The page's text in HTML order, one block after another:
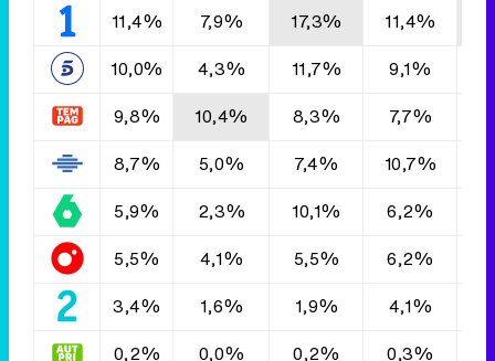
11,4%
7,9% 17,3% 11,4%
10,0%
4,3% 11,7% 9,1%
9,8%
10,4% 8,3% 7,7%
8,7%
5,0% 7,4% 10,7%
5,9%
2,3% 10,1% 6,2%
5,5%
4,1% 5,5% 6,2%
3,4%
1,6% 1,9% 4,1%
0,2%
0,0% 0,2% 0,3%